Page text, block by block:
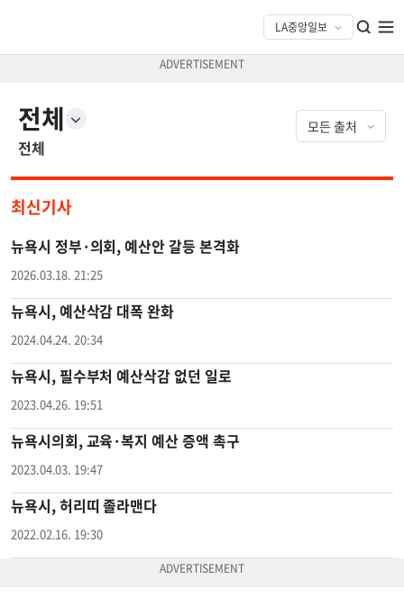
전체
전체
최신기사
뉴욕시 정부·의회, 예산안 갈등 본격화
2026.03.18. 21:25
뉴욕시, 예산삭감 대폭 완화
2024.04.24. 20:34
뉴욕시, 필수부처 예산삭감 없던 일로
2023.04.26. 19:51
뉴욕시의회, 교육·복지 예산 증액 촉구
2023.04.03. 19:47
뉴욕시, 허리띠 졸라맨다
2022.02.16. 19:30